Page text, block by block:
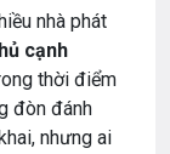
nhà phát
cạnh
thời điểm
đòn đánh
nhưng ai